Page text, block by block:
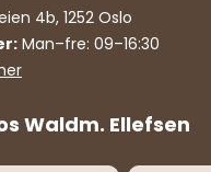
Waldm. Ellefsen
4b, 1252 Oslo
Man–fre: 09–16:30